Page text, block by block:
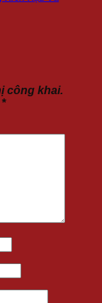
công khai.
*